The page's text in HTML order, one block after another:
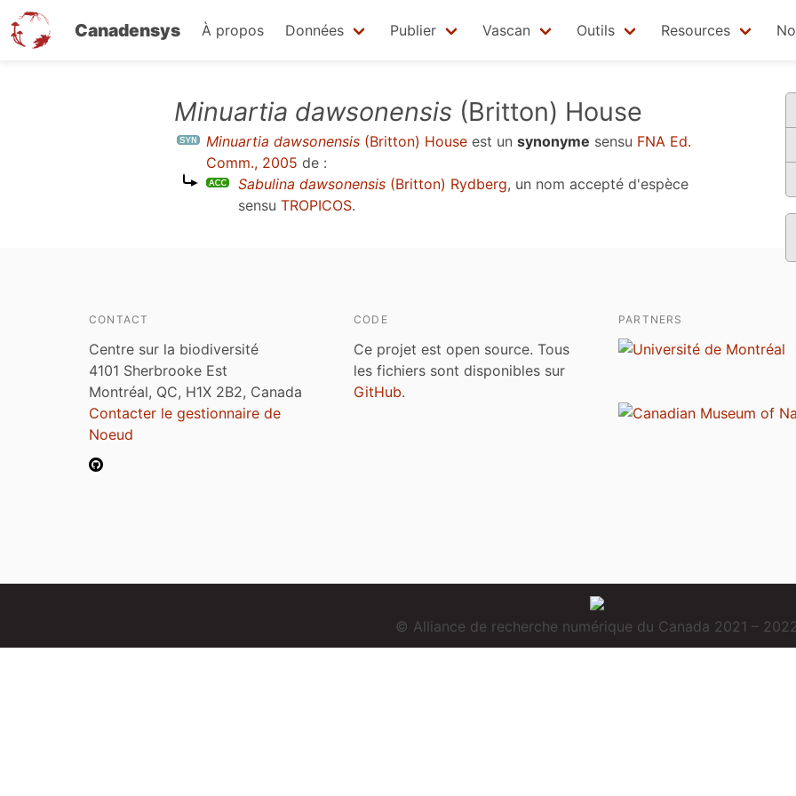
Canadensys À propos Données Publier Vascan Outils Resources
Minuartia dawsonensis (Britton) House
Minuartia dawsonensis (Britton) House est un synonyme sensu FNA Ed.
Comm., 2005 de :
Sabulina dawsonensis (Britton) Rydberg, un nom accepté d'espèce
sensu TROPICOS.
CONTACT
Centre sur la biodiversité
4101 Sherbrooke Est
Montréal, QC, H1X 2B2, Canada
Contacter le gestionnaire de
Noeud
CODE
Ce projet est open source. Tous
les fichiers sont disponibles sur
GitHub.
PARTNERS
© Alliance de recherche numérique du Canada 2021 –